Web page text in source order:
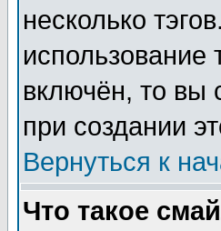
несколько
использование
включён, то вы
при создании
Вернуться к
Что такое